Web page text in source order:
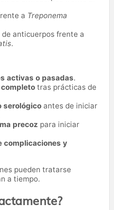
a Treponema
de anticuerpos frente a
.
activas o pasadas.
tras prácticas de
serológico antes de iniciar
precoz para iniciar
complicaciones y
pueden tratarse
a tiempo.